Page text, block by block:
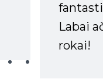
Labai
rokai!